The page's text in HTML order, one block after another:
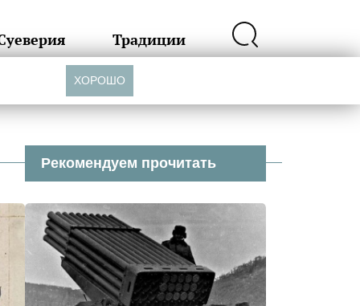
Традиции
Рекомендуем прочитать
ХОРОШО